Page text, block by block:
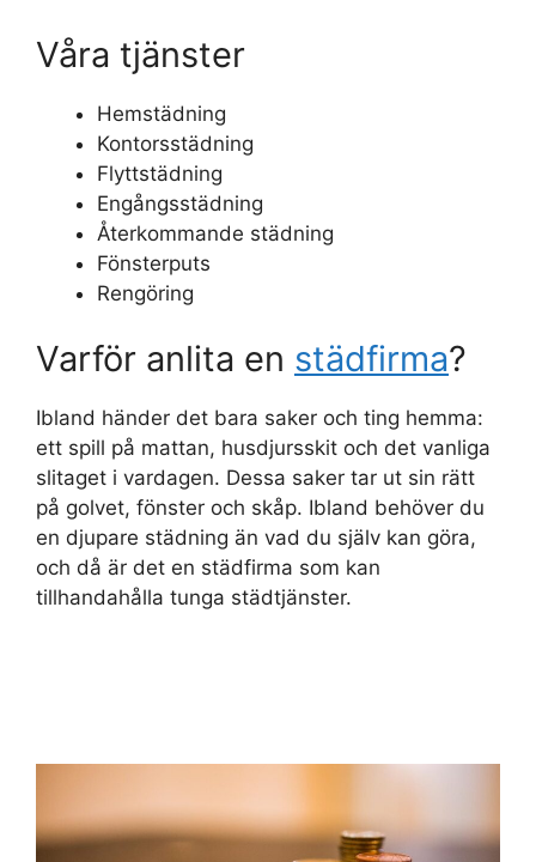
Våra tjänster
Hemstädning
Kontorsstädning
Flyttstädning
Engångsstädning
Återkommande städning
Fönsterputs
Rengöring
Varför anlita en städfirma?
Ibland händer det bara saker och ting hemma:
ett spill på mattan, husdjursskit och det vanliga
slitaget i vardagen. Dessa saker tar ut sin rätt
på golvet, fönster och skåp. Ibland behöver du
en djupare städning än vad du själv kan göra,
och då är det en städfirma som kan
tillhandahålla tunga städtjänster.